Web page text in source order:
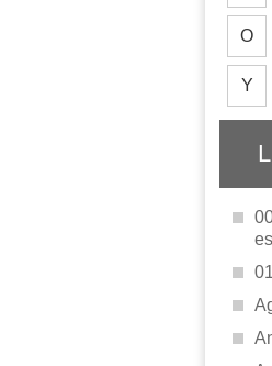
O
Y